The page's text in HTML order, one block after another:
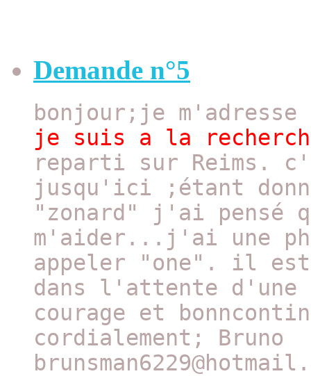
Demande n°5
bonjour;je
je suis a la
reparti sur Reims.
jusqu'ici ;étant
"zonard" j'ai pensé
m'aider...j'ai une
appeler "one". il est
dans l'attente d'une
courage et
cordialement; Bruno